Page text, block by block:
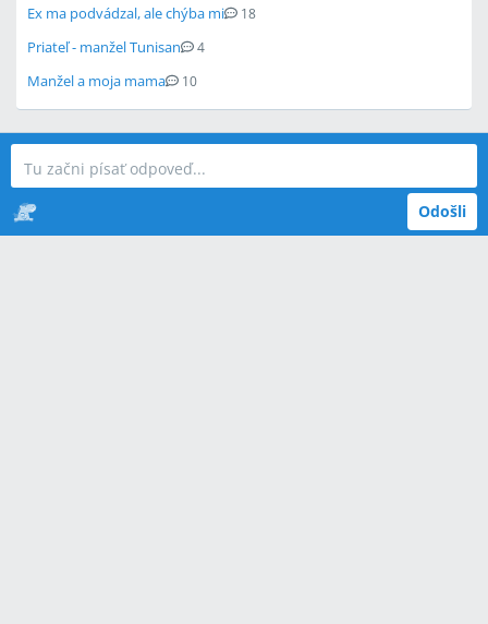
Ex ma podvádzal, ale chýba mi 18
Priateľ - manžel Tunisan 4
Manžel a moja mama 10
Odošli